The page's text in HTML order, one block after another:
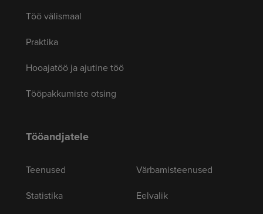
Töö välismaal
Praktika
Hooajatöö ja ajutine töö
Tööpakkumiste otsing
Tööandjatele
Teenused
Statistika
Värbamisteenused
Eelvalik